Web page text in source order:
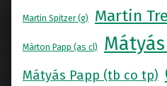
Martin Spitzer (g) Martin
Màrton Papp (as cl)
Mátyás Papp (tb co tp)